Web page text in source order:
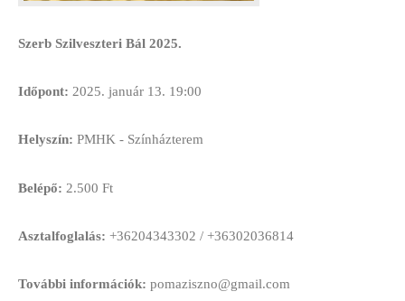
Szerb Szilveszteri Bál 2025.
Időpont: 2025. január 13. 19:00
Helyszín: PMHK - Színházterem
Belépő: 2.500 Ft
Asztalfoglalás: +36204343302 / +36302036814
További információk: pomaziszno@gmail.com